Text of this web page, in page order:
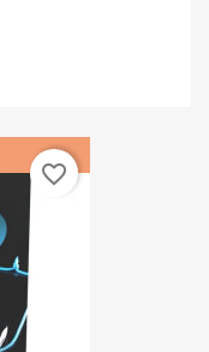
favorite_border